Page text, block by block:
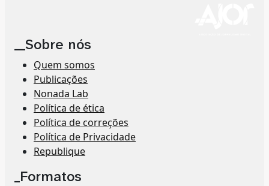
__Sobre nós
Quem somos
Publicações
Nonada Lab
Política de ética
Política de correções
Política de Privacidade
Republique
_Formatos